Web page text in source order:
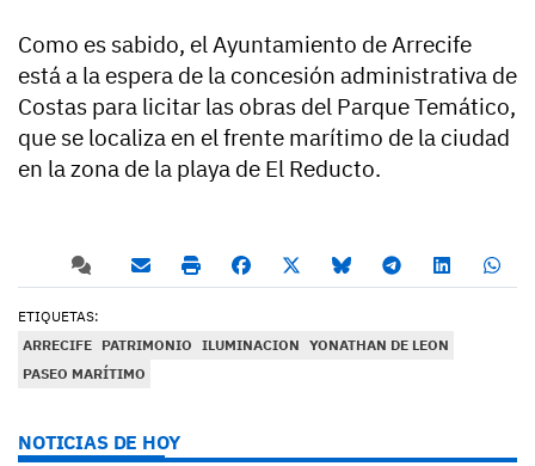
Como es sabido, el Ayuntamiento de Arrecife
está a la espera de la concesión administrativa de
Costas para licitar las obras del Parque Temático,
que se localiza en el frente marítimo de la ciudad
en la zona de la playa de El Reducto.
ETIQUETAS:
ARRECIFE PATRIMONIO ILUMINACION YONATHAN DE LEON
PASEO MARÍTIMO
NOTICIAS DE HOY